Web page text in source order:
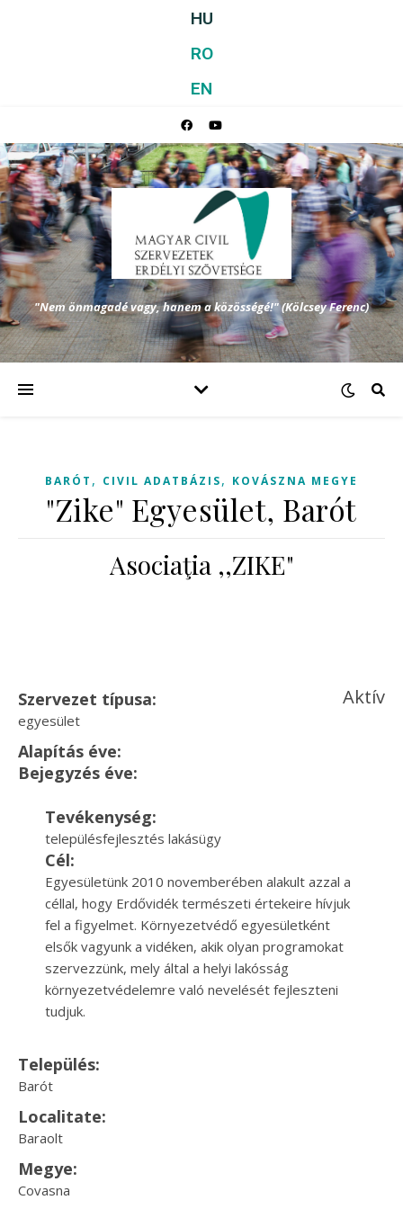
HU
RO
EN
"Nem önmagadé vagy, hanem a közösségé!" (Kölcsey Ferenc)
BARÓT , CIVIL ADATBÁZIS, KOVÁSZNA MEGYE
"Zike" Egyesület, Barót
Asociaţia ,,ZIKE"
Szervezet típusa:
egyesület
Aktív
Alapítás éve:
Bejegyzés éve:
Tevékenység:
településfejlesztés lakásügy
Cél:
Egyesületünk 2010 novemberében alakult azzal a
céllal, hogy Erdővidék természeti értekeire hívjuk
fel a figyelmet. Környezetvédő egyesületként
elsők vagyunk a vidéken, akik olyan programokat
szervezzünk, mely által a helyi lakósság
környezetvédelemre való nevelését fejleszteni
tudjuk.
Település:
Barót
Localitate:
Baraolt
Megye:
Covasna